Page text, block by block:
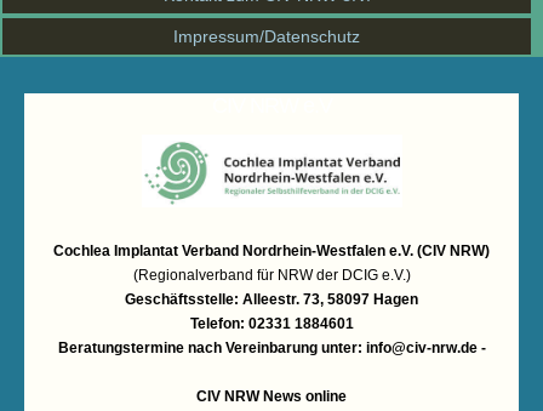
Impressum/Datenschutz
Cochlea Implantat Verband Nordrhein-Westfalen e.V. (CIV NRW)
(Regionalverband für NRW der DCIG e.V.)
Geschäftsstelle: Alleestr. 73, 58097 Hagen
Telefon: 02331 1884601
Beratungstermine nach Vereinbarung unter: info@civ-nrw.de-
CIV NRW News online